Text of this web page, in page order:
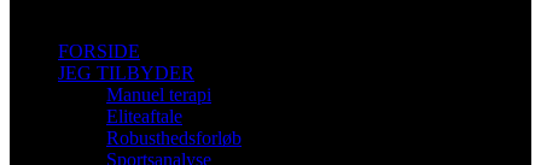
FORSIDE
JEG TILBYDER
Manuel terapi
Eliteaftale
Robusthedsforløb
Sportsanalyse